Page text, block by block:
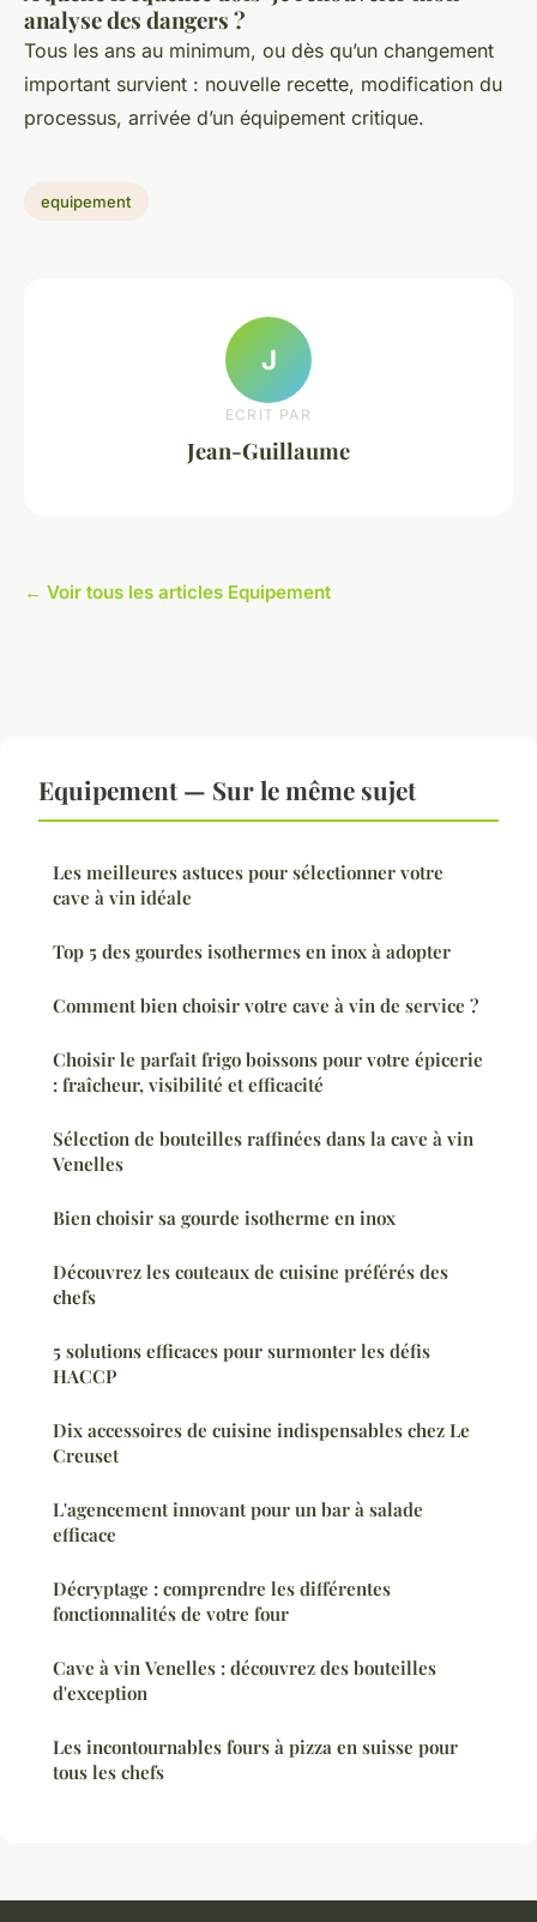
analyse des dangers ?
Tous les ans au minimum, ou dès qu’un changement
important survient : nouvelle recette, modification du
processus, arrivée d’un équipement critique.
equipement
J
ECRIT PAR
Jean-Guillaume
← Voir tous les articles Equipement
Equipement — Sur le même sujet
Les meilleures astuces pour sélectionner votre
cave à vin idéale
Top 5 des gourdes isothermes en inox à adopter
Comment bien choisir votre cave à vin de service ?
Choisir le parfait frigo boissons pour votre épicerie
: fraîcheur, visibilité et efficacité
Sélection de bouteilles raffinées dans la cave à vin
Venelles
Bien choisir sa gourde isotherme en inox
Découvrez les couteaux de cuisine préférés des
chefs
5 solutions efficaces pour surmonter les défis
HACCP
Dix accessoires de cuisine indispensables chez Le
Creuset
L'agencement innovant pour un bar à salade
efficace
Décryptage : comprendre les différentes
fonctionnalités de votre four
Cave à vin Venelles : découvrez des bouteilles
d'exception
Les incontournables fours à pizza en suisse pour
tous les chefs